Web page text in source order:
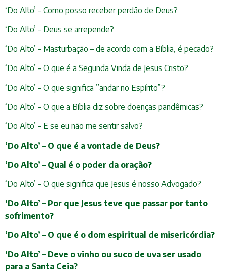
‘Do Alto’ – Como posso receber perdão de Deus?
‘Do Alto’ – Deus se arrepende?
‘Do Alto’ – Masturbação – de acordo com a Bíblia, é pecado?
‘Do Alto’ – O que é a Segunda Vinda de Jesus Cristo?
‘Do Alto’ – O que significa ”andar no Espírito”?
‘Do Alto’ – O que a Bíblia diz sobre doenças pandêmicas?
‘Do Alto’ – E se eu não me sentir salvo?
‘Do Alto’ – O que é a vontade de Deus?
‘Do Alto’ – Qual é o poder da oração?
‘Do Alto’ – O que significa que Jesus é nosso Advogado?
‘Do Alto’ – Por que Jesus teve que passar por tanto
sofrimento?
‘Do Alto’ – O que é o dom espiritual de misericórdia?
‘Do Alto’ – Deve o vinho ou suco de uva ser usado
para a Santa Ceia?